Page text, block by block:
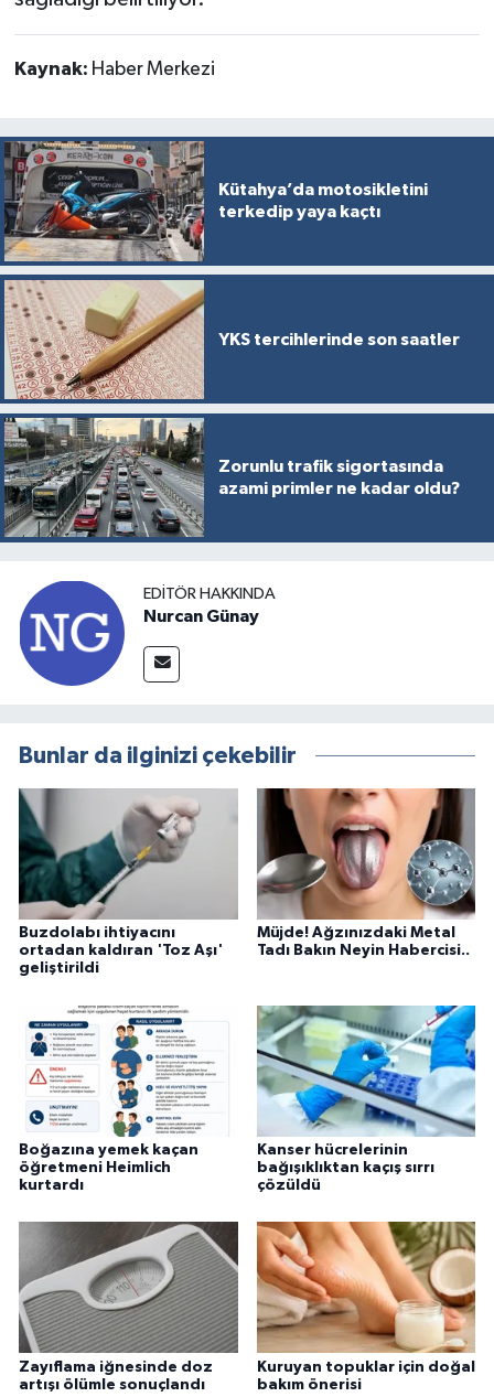
Kaynak: Haber Merkezi
Kütahya’da motosikletini
terkedip yaya kaçtı
YKS tercihlerinde son saatler
Zorunlu trafik sigortasında
azami primler ne kadar oldu?
EDITÖR HAKKINDA
Nurcan Günay
Bunlar da ilginizi çekebilir
Buzdolabı ihtiyacını
ortadan kaldıran 'Toz Aşı'
geliştirildi
Müjde! Ağzınızdaki Metal
Tadı Bakın Neyin Habercisi..
Boğazına yemek kaçan
öğretmeni Heimlich
kurtardı
Kanser hücrelerinin
bağışıklıktan kaçış sırrı
çözüldü
Zayıflama iğnesinde doz
artışı ölümle sonuçlandı
Kuruyan topuklar için doğal
bakım önerisi